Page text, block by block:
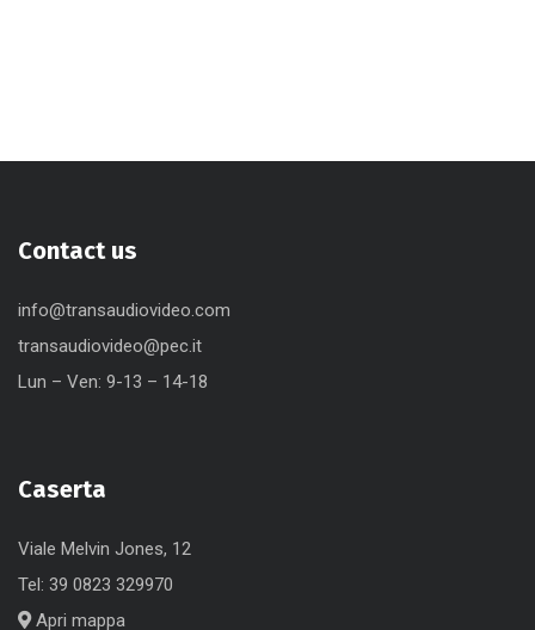
Contact us
info@transaudiovideo.com
transaudiovideo@pec.it
Lun – Ven: 9-13 – 14-18
Caserta
Viale Melvin Jones, 12
Tel: 39 0823 329970
Apri mappa